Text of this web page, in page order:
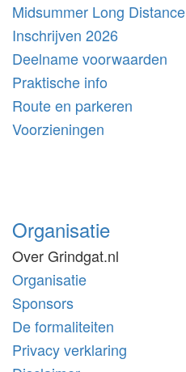
Midsummer Long Distance
Inschrijven 2026
Deelname voorwaarden
Praktische info
Route en parkeren
Voorzieningen
Organisatie
Over Grindgat.nl
Organisatie
Sponsors
De formaliteiten
Privacy verklaring